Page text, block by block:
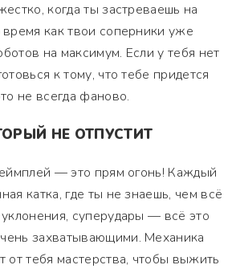
когда ты застреваешь на
как твои соперники уже
на максимум. Если у тебя нет
к тому, что тебе придется
не всегда фаново.
НЕ ОТПУСТИТ
— это прям огонь! Каждый
катка, где ты не знаешь, чем всё
суперудары — всё это
захватывающими. Механика
от тебя мастерства, чтобы выжить